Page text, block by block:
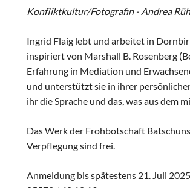
Konfliktkultur/Fotografin - Andrea
Ingrid Flaig lebt und arbeitet in
inspiriert von Marshall B. Rosenberg
Erfahrung in Mediation und
und unterstützt sie in ihrer
ihr die Sprache und das, was aus dem
Das Werk der Frohbotschaft
Verpflegung sind frei.
Anmeldung bis spätestens 21. Juli